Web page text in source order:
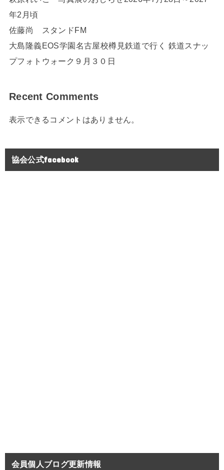
年2月頃
佐藤尚 スタンドFM
大島隆義EOS学園名古屋校樽見鉄道で行く 鉄道スナッ
プフォトウォーク９月３０日
Recent Comments
表示できるコメントはありません。
協会公式facebook
会員個人ブログ更新情報